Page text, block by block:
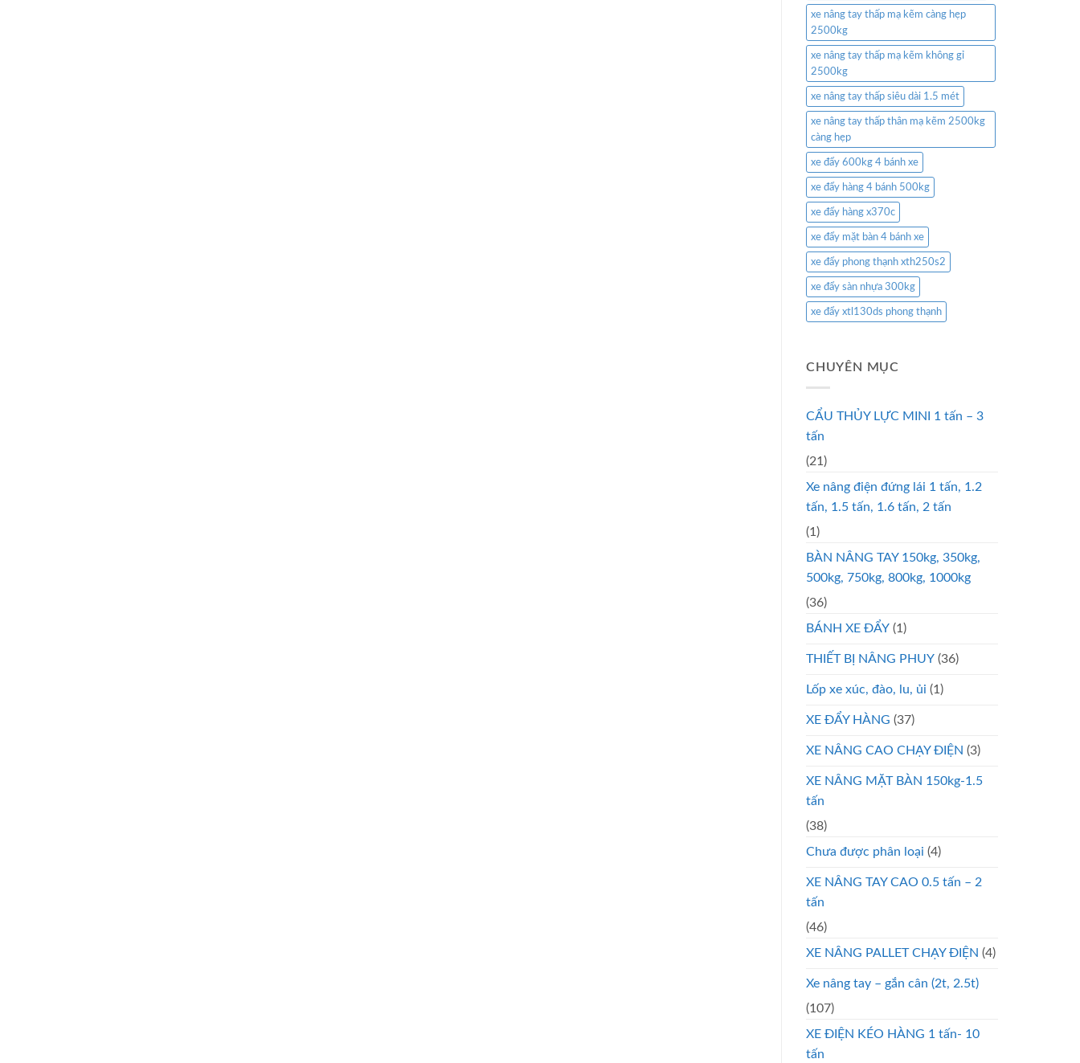
xe nâng tay thấp mạ kẽm càng hẹp
2500kg
xe nâng tay thấp mạ kẽm không gỉ
2500kg
xe nâng tay thấp siêu dài 1.5 mét
xe nâng tay thấp thân mạ kẽm 2500kg
càng hẹp
xe đẩy 600kg 4 bánh xe
xe đẩy hàng 4 bánh 500kg
xe đẩy hàng x370c
xe đẩy mặt bàn 4 bánh xe
xe đẩy phong thạnh xth250s2
xe đẩy sàn nhựa 300kg
xe đẩy xtl130ds phong thạnh
CHUYÊN MỤC
CẨU THỦY LỰC MINI 1 tấn – 3
tấn
(21)
Xe nâng điện đứng lái 1 tấn, 1.2
tấn, 1.5 tấn, 1.6 tấn, 2 tấn
(1)
BÀN NÂNG TAY 150kg, 350kg,
500kg, 750kg, 800kg, 1000kg
(36)
BÁNH XE ĐẨY (1)
THIẾT BỊ NÂNG PHUY (36)
Lốp xe xúc, đào, lu, ủi (1)
XE ĐẨY HÀNG (37)
XE NÂNG CAO CHẠY ĐIỆN (3)
XE NÂNG MẶT BÀN 150kg-1.5
tấn
(38)
Chưa được phân loại (4)
XE NÂNG TAY CAO 0.5 tấn – 2
tấn
(46)
XE NÂNG PALLET CHẠY ĐIỆN (4)
Xe nâng tay – gắn cân (2t, 2.5t)
(107)
XE ĐIỆN KÉO HÀNG 1 tấn- 10
tấn